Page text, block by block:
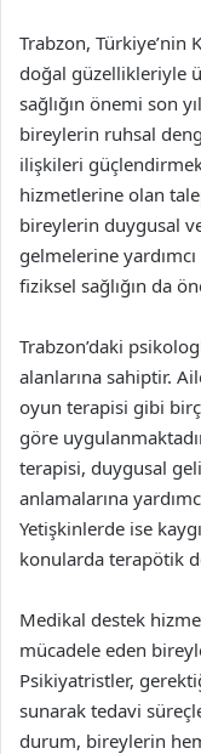
Trabzon, Türkiye’nin
doğal güzellikleriyle
sağlığın önemi son
bireylerin ruhsal
ilişkileri
hizmetlerine olan
bireylerin duygusal
gelmelerine
fiziksel sağlığın da
Trabzon’daki
alanlarına sahiptir.
oyun terapisi gibi
göre
terapisi, duygusal
anlamalarına
Yetişkinlerde ise
konularda terapötik
Medikal destek
mücadele eden
Psikiyatristler,
sunarak tedavi
durum, bireylerin